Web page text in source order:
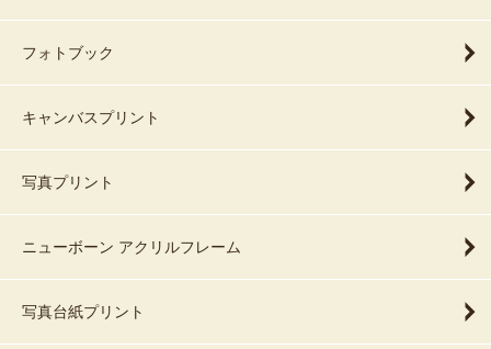
フォトブック
キャンバスプリント
写真プリント
ニューボーン アクリルフレーム
写真台紙プリント